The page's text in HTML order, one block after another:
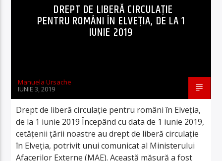
DREPT DE LIBERĂ CIRCULAȚIE
PENTRU ROMÂNI ÎN ELVEȚIA, DE LA 1
IUNIE 2019
Manuela Ursache
IUNIE 3, 2019
Drept de liberă circulație pentru români în Elveția,
de la 1 iunie 2019 Începând cu data de 1 iunie 2019,
cetățenii țării noastre au drept de liberă circulație
în Elveția, potrivit unui comunicat al Ministerului
Afacerilor Externe (MAE). Această măsură a fost